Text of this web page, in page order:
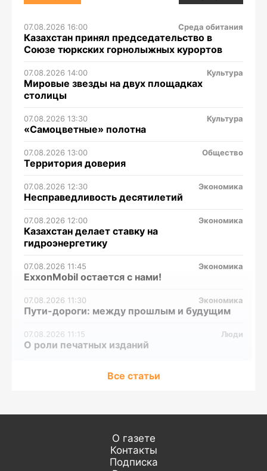
07.08.2026 16:00 Среда обитания
Казахстан принял председательство в
Союзе тюркских горнолыжных курортов
07.08.2026 14:00 Культура
Мировые звезды на двух площадках
столицы
07.08.2026 13:30 Культура
«Самоцветные» полотна
07.08.2026 13:00 Общество
Территория доверия
07.08.2026 12:30 Экономика
Несправедливость десятилетий
07.08.2026 12:00 Экономика
Казахстан делает ставку на
гидроэнергетику
07.08.2026 11:45 Экономика
ExxonMobil остается с нами!
07.08.2026 11:30 Экономика
Пути-дороги: между прошлым и будущим
07.08.2026 11:15 Люди
О роли печатных изданий
Хлеб, вода и дроны
Курс на знания и новые технологии
Тигрицу Үміт выпустили в Иле-Балхашский
Все статьи
О газете
Контакты
Подписка